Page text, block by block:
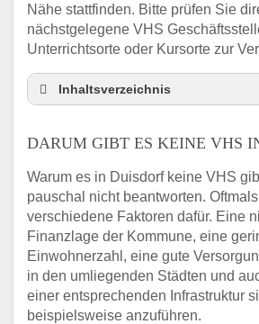
Nähe stattfinden. Bitte prüfen Sie
nächstgelegene VHS
Unterrichtsorte oder Kursorte zur
Inhaltsverzeichnis
3 schnelle Tipps
Duisdorf VHS-Kurse in Ihrer
Abendschule in der Region
VHS steht für
Online-Kurse: Alternative
VHS-Kurs
Vor- und Nachteile von
DARUM GIBT ES KEINE VHS
Warum es in Duisdorf keine VHS
pauschal nicht beantworten.
verschiedene Faktoren dafür. Eine
Finanzlage der Kommune, eine
Einwohnerzahl, eine gute
in den umliegenden Städten und
einer entsprechenden Infrastruktur
beispielsweise anzuführen.